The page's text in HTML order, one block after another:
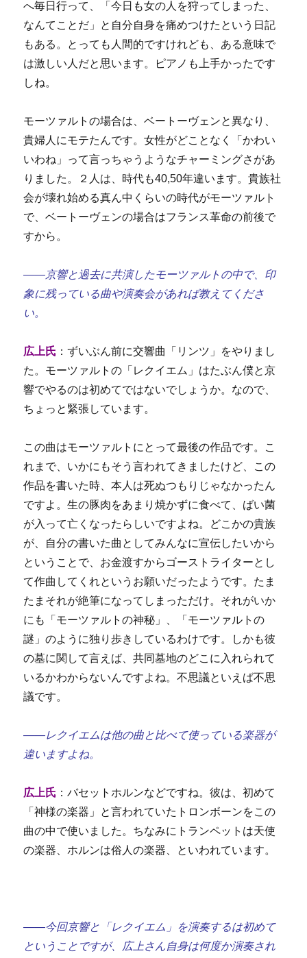
へ毎日行って、「今日も女の人を狩ってしまった、
なんてことだ」と自分自身を痛めつけたという日記
もある。とっても人間的ですけれども、ある意味で
は激しい人だと思います。ピアノも上手かったです
しね。
モーツァルトの場合は、ベートーヴェンと異なり、
貴婦人にモテたんです。女性がどことなく「かわい
いわね」って言っちゃうようなチャーミングさがあ
りました。２人は、時代も40,50年違います。貴族社
会が壊れ始める真ん中くらいの時代がモーツァルト
で、ベートーヴェンの場合はフランス革命の前後で
すから。
――京響と過去に共演したモーツァルトの中で、印
象に残っている曲や演奏会があれば教えてくださ
い。
広上氏 ：ずいぶん前に交響曲「リンツ」をやりまし
た。モーツァルトの「レクイエム」はたぶん僕と京
響でやるのは初めてではないでしょうか。なので、
ちょっと緊張しています。
この曲はモーツァルトにとって最後の作品です。こ
れまで、いかにもそう言われてきましたけど、この
作品を書いた時、本人は死ぬつもりじゃなかったん
ですよ。生の豚肉をあまり焼かずに食べて、ばい菌
が入って亡くなったらしいですよね。どこかの貴族
が、自分の書いた曲としてみんなに宣伝したいから
ということで、お金渡すからゴーストライターとし
て作曲してくれというお願いだったようです。たま
たまそれが絶筆になってしまっただけ。それがいか
にも「モーツァルトの神秘」、「モーツァルトの
謎」のように独り歩きしているわけです。しかも彼
の墓に関して言えば、共同墓地のどこに入れられて
いるかわからないんですよね。不思議といえば不思
議です。
――レクイエムは他の曲と比べて使っている楽器が
違いますよね。
広上氏 ：バセットホルンなどですね。彼は、初めて
「神様の楽器」と言われていたトロンボーンをこの
曲の中で使いました。ちなみにトランペットは天使
の楽器、ホルンは俗人の楽器、といわれています。
――今回京響と「レクイエム」を演奏するは初めて
ということですが、広上さん自身は何度か演奏され